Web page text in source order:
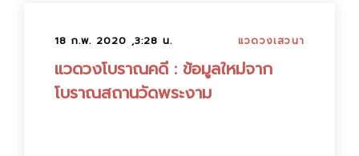
18 ก.พ. 2020 ,3:28 น. แวดวงเสวนา
แวดวงโบราณคดี : ข้อมูลใหม่จาก
โบราณสถานวัดพระงาม